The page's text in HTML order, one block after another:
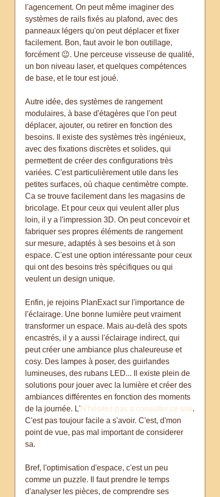
l'agencement. On peut même imaginer des
systèmes de rails fixés au plafond, avec des
panneaux légers qu'on peut déplacer et fixer
facilement. Bon, faut avoir le bon outillage,
forcément 😉. Une perceuse visseuse de qualité,
un bon niveau laser, et quelques compétences
de base, et le tour est joué.
Autre idée, des systèmes de rangement
modulaires, à base d'étagères que l'on peut
déplacer, ajouter, ou retirer en fonction des
besoins. Il existe des systèmes très ingénieux,
avec des fixations discrètes et solides, qui
permettent de créer des configurations très
variées. C'est particulièrement utile dans les
petites surfaces, où chaque centimètre compte.
Ca se trouve facilement dans les magasins de
bricolage. Et pour ceux qui veulent aller plus
loin, il y a l'impression 3D. On peut concevoir et
fabriquer ses propres éléments de rangement
sur mesure, adaptés à ses besoins et à son
espace. C'est une option intéressante pour ceux
qui ont des besoins très spécifiques ou qui
veulent un design unique.
Enfin, je rejoins PlanExact sur l'importance de
l'éclairage. Une bonne lumière peut vraiment
transformer un espace. Mais au-delà des spots
encastrés, il y a aussi l'éclairage indirect, qui
peut créer une ambiance plus chaleureuse et
cosy. Des lampes à poser, des guirlandes
lumineuses, des rubans LED... Il existe plein de
solutions pour jouer avec la lumière et créer des
ambiances différentes en fonction des moments
de la journée. L'N'hésitez pas a consulter ce site.
C'est pas toujour facile a s'avoir. C'est, d'mon
point de vue, pas mal important de considerer
sa.
Bref, l'optimisation d'espace, c'est un peu
comme un puzzle. Il faut prendre le temps
d'analyser les pièces, de comprendre ses